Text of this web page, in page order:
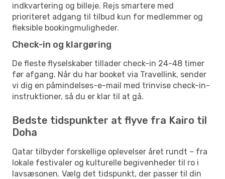
indkvartering og billeje. Rejs smartere med
prioriteret adgang til tilbud kun for medlemmer og
fleksible bookingmuligheder.
Check-in og klargøring
De fleste flyselskaber tillader check-in 24-48 timer
før afgang. Når du har booket via Travellink, sender
vi dig en påmindelses-e-mail med trinvise check-in-
instruktioner, så du er klar til at gå.
Bedste tidspunkter at flyve fra Kairo til
Doha
Qatar tilbyder forskellige oplevelser året rundt – fra
lokale festivaler og kulturelle begivenheder til ro i
lavsæsonen. Vælg det tidspunkt, der passer til din